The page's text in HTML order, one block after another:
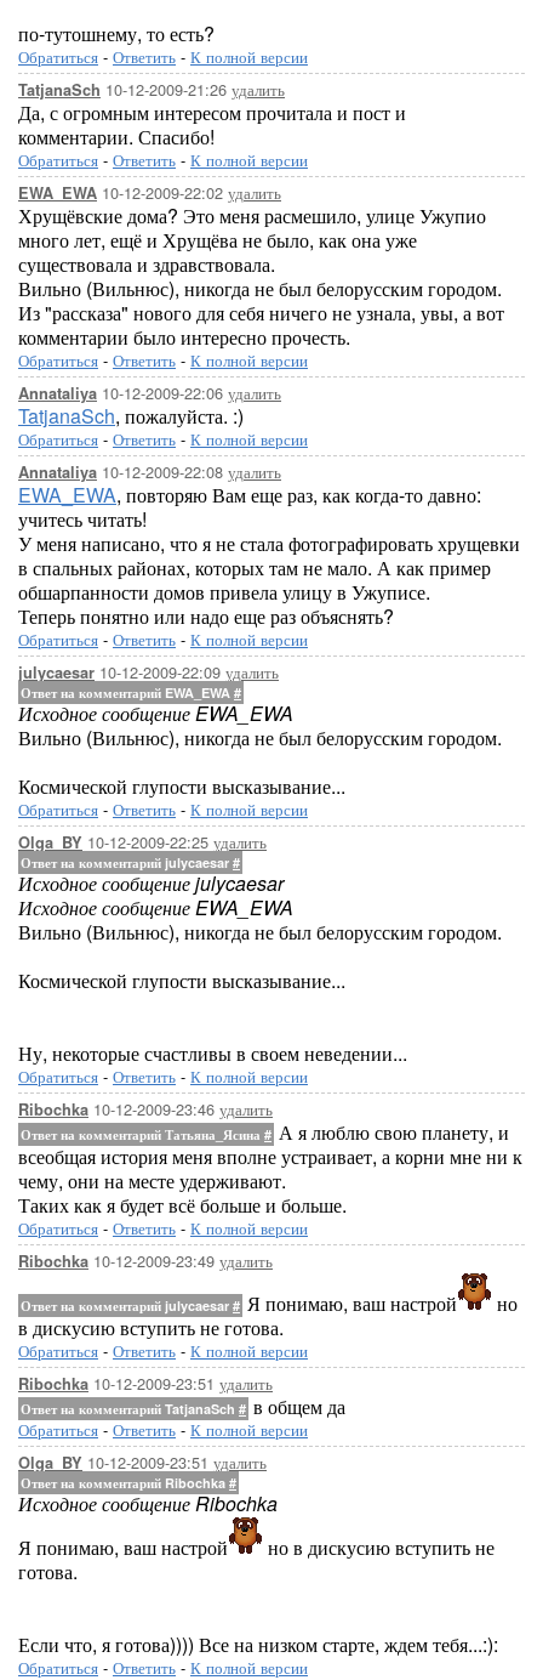
по-тутошнему, то есть?
Обратиться - Ответить - К полной версии
TatjanaSch 10-12-2009-21:26 удалить
Да, с огромным интересом прочитала и пост и
комментарии. Спасибо!
Обратиться - Ответить - К полной версии
EWA_EWA 10-12-2009-22:02 удалить
Хрущёвские дома? Это меня расмешило, улице Ужупио
много лет, ещё и Хрущёва не было, как она уже
существовала и здравствовала.
Вильно (Вильнюс), никогда не был белорусским городом.
Из "рассказа" нового для себя ничего не узнала, увы, а вот
комментарии было интересно прочесть.
Обратиться - Ответить - К полной версии
Annataliya 10-12-2009-22:06 удалить
TatjanaSch, пожалуйста. :)
Обратиться - Ответить - К полной версии
Annataliya 10-12-2009-22:08 удалить
EWA_EWA, повторяю Вам еще раз, как когда-то давно:
учитесь читать!
У меня написано, что я не стала фотографировать хрущевки
в спальных районах, которых там не мало. А как пример
обшарпанности домов привела улицу в Ужуписе.
Теперь понятно или надо еще раз объяснять?
Обратиться - Ответить - К полной версии
julycaesar 10-12-2009-22:09 удалить
Ответ на комментарий EWA_EWA #
Исходное сообщение EWA_EWA
Вильно (Вильнюс), никогда не был белорусским городом.
Космической глупости высказывание...
Обратиться - Ответить - К полной версии
Olga_BY 10-12-2009-22:25 удалить
Ответ на комментарий julycaesar #
Исходное сообщение julycaesar
Исходное сообщение EWA_EWA
Вильно (Вильнюс), никогда не был белорусским городом.
Космической глупости высказывание...
Ну, некоторые счастливы в своем неведении...
Обратиться - Ответить - К полной версии
Ribochka 10-12-2009-23:46 удалить
Ответ на комментарий Татьяна_Ясина # А я люблю свою планету, и
всеобщая история меня вполне устраивает, а корни мне ни к
чему, они на месте удерживают.
Таких как я будет всё больше и больше.
Обратиться - Ответить - К полной версии
Ribochka 10-12-2009-23:49 удалить
Ответ на комментарий julycaesar # Я понимаю, ваш настрой
но
в дискусию вступить не готова.
Обратиться - Ответить - К полной версии
Ribochka 10-12-2009-23:51 удалить
Ответ на комментарий TatjanaSch # в общем да
Обратиться - Ответить - К полной версии
Olga_BY 10-12-2009-23:51 удалить
Ответ на комментарий Ribochka #
Исходное сообщение Ribochka
Я понимаю, ваш настрой
но в дискусию вступить не
готова.
Если что, я готова)))) Все на низком старте, ждем тебя...:):
Обратиться - Ответить - К полной версии